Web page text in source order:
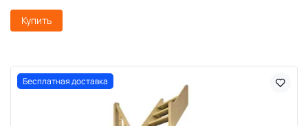
Купить
Бесплатная доставка